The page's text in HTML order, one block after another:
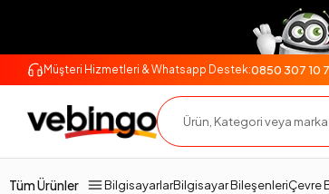
Müşteri Hizmetleri & Whatsapp Destek:0850 307 10
Tüm Ürünler BilgisayarlarBilgisayar BileşenleriÇevre
Ürün Açıklaması Teknik